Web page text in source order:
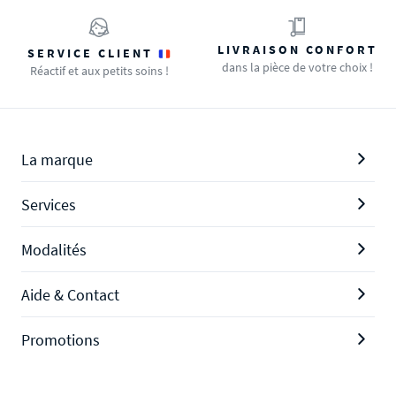
SERVICE CLIENT
Réactif et aux petits soins !
LIVRAISON CONFORT
dans la pièce de votre choix !
La marque
Services
Modalités
Aide & Contact
Promotions